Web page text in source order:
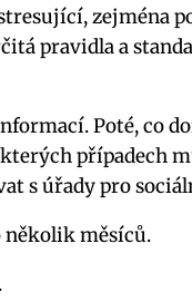
zejména
pravidla a
Poté, co
případech
s úřady pro
několik měsíců.